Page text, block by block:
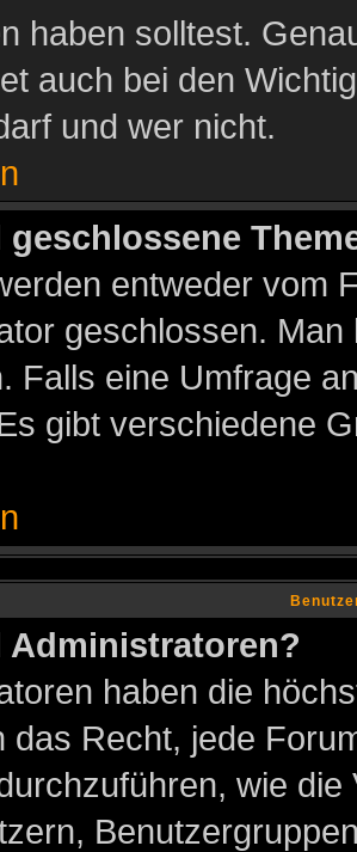
haben solltest.
auch bei den
und wer nicht.
geschlossene
entweder vom
geschlossen.
Falls eine Umfrage
gibt verschiedene
Administratoren?
haben die
das Recht, jede
wie